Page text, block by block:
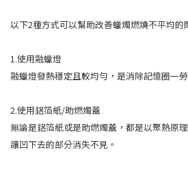
以下2種方式可以幫助改善蠟燭燃燒不平均的
1.使用融蠟燈
融蠟燈發熱穩定且較均勻，是消除記憶圈一
2.使用鋁箔紙/助燃燭蓋
無論是鋁箔紙或是助燃燭蓋，都是以聚熱原
讓凹下去的部分消失不見。